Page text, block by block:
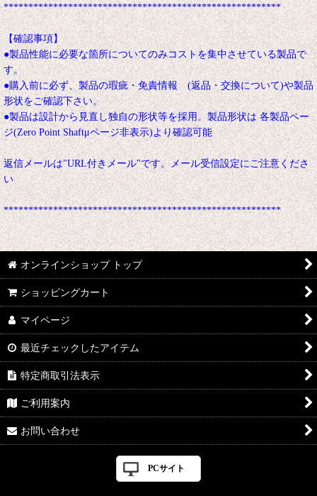
********************************************************
【確認事項】
●製品性能に必要な箇所についてのみコストを集中させている製品で
す。
●購入前に必ず、製品の瑕疵・免責情報 (返品・交換について)や製品
形状をご確認下さい。
●製品は設計から見直し独自の形状等を採用。製品形状は 各製品ペー
ジ(Zero Point Shaftμページ非表示)より確認可能
返信メールは"URL付きメール"です。メール受信設定にご注意くださ
い
********************************************************
オンラインショップ トップ
ショッピングカート
マイページ
最近チェックしたアイテム
特定商取引法表示
ご利用案内
お問い合わせ
PCサイト